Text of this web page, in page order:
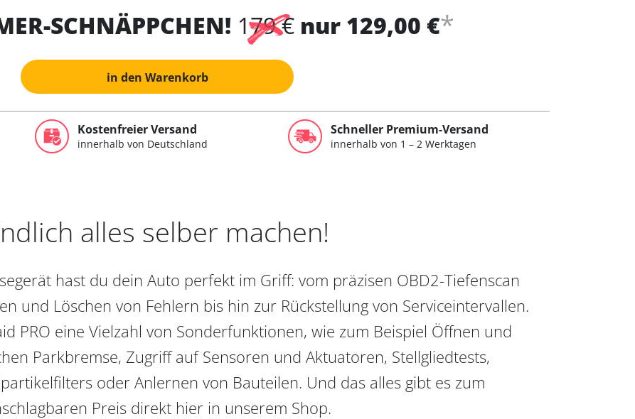
SCHNÄPPCHEN! 179 € nur 129,00 €*
in den Warenkorb
Kostenfreier Versand
innerhalb von Deutschland
Schneller Premium-Versand
innerhalb von 1 – 2 Werktagen
alles selber machen!
hast du dein Auto perfekt im Griff: vom präzisen OBD2-Tiefenscan
und Löschen von Fehlern bis hin zur Rückstellung von Serviceintervallen.
PRO eine Vielzahl von Sonderfunktionen, wie zum Beispiel Öffnen und
Parkbremse, Zugriff auf Sensoren und Aktuatoren, Stellgliedtests,
oder Anlernen von Bauteilen. Und das alles gibt es zum
Preis direkt hier in unserem Shop.